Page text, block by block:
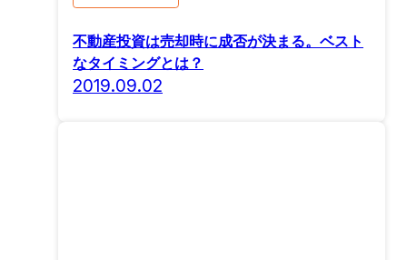
不動産投資は売却時に成否が決まる。ベスト
なタイミングとは？
2019.09.02